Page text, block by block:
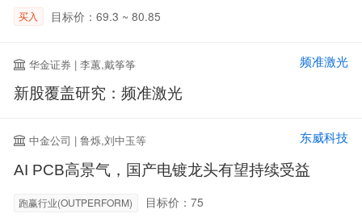
买入 目标价：69.3 ~ 80.85
华金证券 | 李蕙,戴筝筝 频准激光
新股覆盖研究：频准激光
中金公司 | 鲁烁,刘中玉等 东威科技
AI PCB高景气，国产电镀龙头有望持续受益
跑赢行业(OUTPERFORM) 目标价：75